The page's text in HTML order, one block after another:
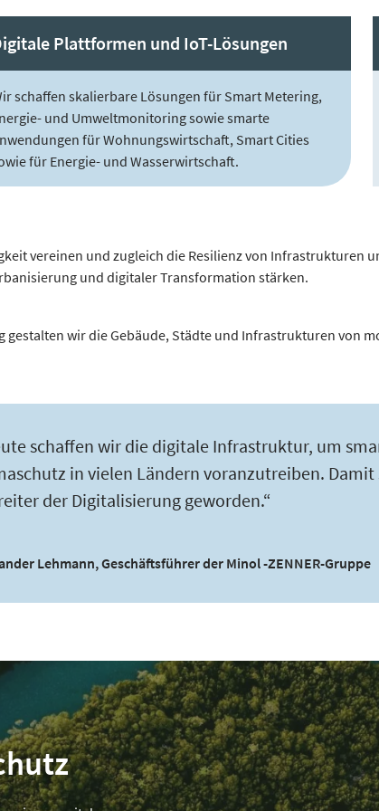
Plattformen und IoT-Lösungen
schaffen skalierbare Lösungen für Smart Metering,
und Umweltmonitoring sowie smarte
für Wohnungswirtschaft, Smart Cities
für Energie- und Wasserwirtschaft.
vereinen und zugleich die Resilienz von Infrastrukturen
und digitaler Transformation stärken.
wir die Gebäude, Städte und Infrastrukturen von
schaffen wir die digitale Infrastruktur, um
in vielen Ländern voranzutreiben.
der Digitalisierung geworden.“
Lehmann, Geschäftsführer der Minol -ZENNER-Gruppe